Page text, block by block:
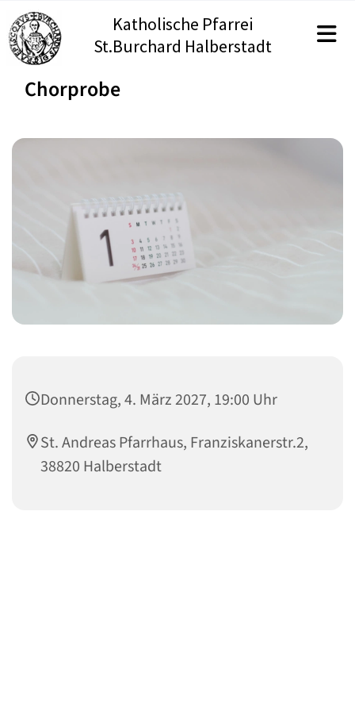
Katholische Pfarrei
St.Burchard Halberstadt
Chorprobe
Donnerstag, 4. März 2027, 19:00 Uhr
St. Andreas Pfarrhaus, Franziskanerstr.2,
38820 Halberstadt